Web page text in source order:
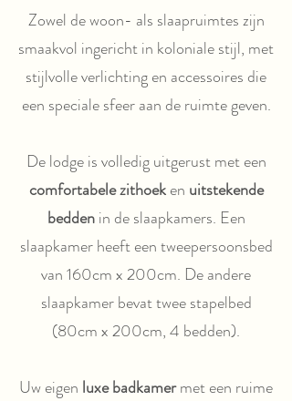
Zowel de woon- als slaapruimtes zijn
smaakvol ingericht in koloniale stijl, met
stijlvolle verlichting en accessoires die
een speciale sfeer aan de ruimte geven.
De lodge is volledig uitgerust met een
comfortabele zithoeken uitstekende
beddenin de slaapkamers. Een
slaapkamer heeft een tweepersoonsbed
van 160cm x 200cm. De andere
slaapkamer bevat twee stapelbed
(80cm x 200cm, 4 bedden).
Uw eigen luxe badkamermet een ruime